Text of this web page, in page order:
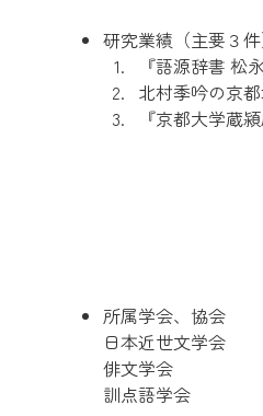
研究業績（主要３件
『語源辞書 松
北村季吟の京
『京都大学蔵
所属学会、協会
日本近世文学会
俳文学会
訓点語学会